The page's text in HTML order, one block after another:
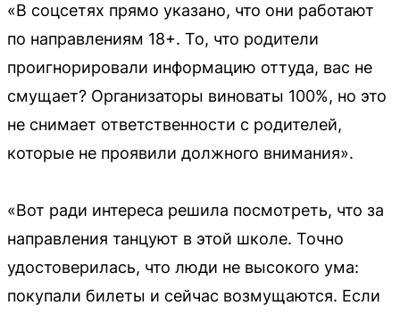
«В соцсетях прямо указано, что они работают
по направлениям 18+. То, что родители
проигнорировали информацию оттуда, вас не
смущает? Организаторы виноваты 100%, но это
не снимает ответственности с родителей,
которые не проявили должного внимания».
«Вот ради интереса решила посмотреть, что за
направления танцуют в этой школе. Точно
удостоверилась, что люди не высокого ума:
покупали билеты и сейчас возмущаются. Если